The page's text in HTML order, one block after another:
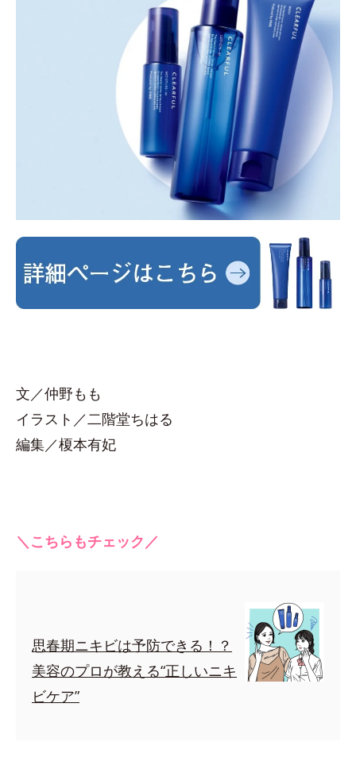
文／仲野もも
イラスト／二階堂ちはる
編集／榎本有妃
＼こちらもチェック／
思春期ニキビは予防できる！？
美容のプロが教える“正しいニキ
ビケア”